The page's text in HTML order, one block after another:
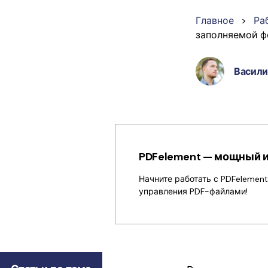
Главное >
заполняемой
PDFelement — мощный и
Начните работать с
управления PDF-файлами!